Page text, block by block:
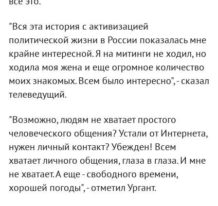
"Вся эта история с активизацией
политической жизни в России показалась мне
крайне интересной. Я на митинги не ходил, но
ходила моя жена и еще огромное количество
моих знакомых. Всем было интересно", - сказал
телеведущий.
"Возможно, людям не хватает простого
человеческого общения? Устали от Интернета,
нужен личный контакт? Убежден! Всем
хватает личного общения, глаза в глаза. И мне
не хватает. А еще - свободного времени,
хорошей погоды", - отметил Ургант.